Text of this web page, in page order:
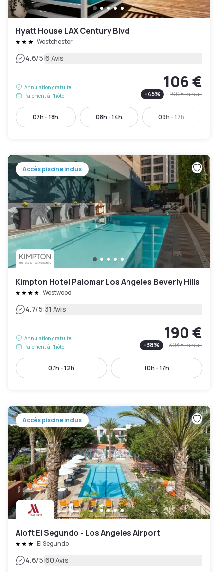
Hyatt House LAX Century Blvd
Westchester
4.6/5|6 Avis
Annulation gratuite
Paiement à l'hôtel
106 €
-45% 190 €la nuit
07h - 18h 08h - 14h 09h - 17h
Accès piscine inclus
Kimpton Hotel Palomar Los Angeles Beverly Hills
Westwood
4.7/5|31 Avis
Annulation gratuite
Paiement à l'hôtel
190 €
-38% 303 €la nuit
07h - 12h 10h - 17h
Accès piscine inclus
Aloft El Segundo - Los Angeles Airport
El Segundo
4.6/5|60 Avis